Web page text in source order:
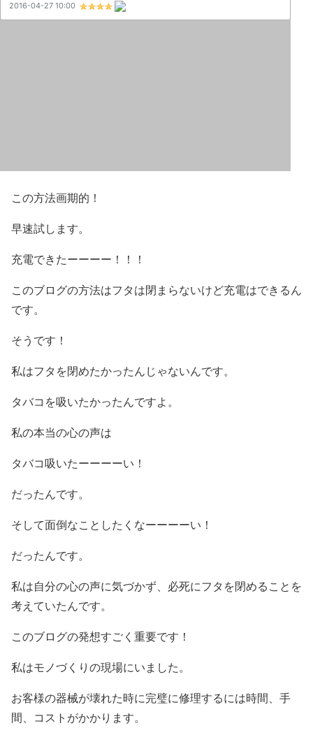
この方法画期的！
早速試します。
充電できたーーーー！！！
このブログの方法はフタは閉まらないけど充電はできるん
です。
そうです！
私はフタを閉めたかったんじゃないんです。
タバコを吸いたかったんですよ。
私の本当の心の声は
タバコ吸いたーーーーい！
だったんです。
そして面倒なことしたくなーーーーい！
だったんです。
私は自分の心の声に気づかず、必死にフタを閉めることを
考えていたんです。
このブログの発想すごく重要です！
私はモノづくりの現場にいました。
お客様の器械が壊れた時に完璧に修理するには時間、手
間、コストがかかります。